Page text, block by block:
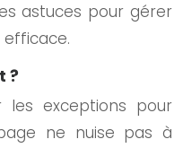
astuces pour gérer
?
exceptions pour
ne nuise pas à